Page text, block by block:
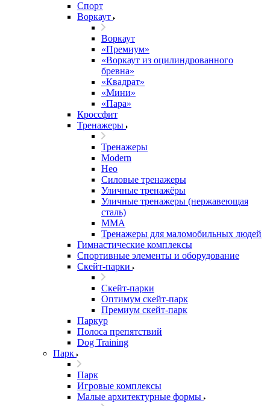
Спорт
Воркаут
Воркаут
«Премиум»
«Воркаут из оцилиндрованного
бревна»
«Квадрат»
«Мини»
«Пара»
Кроссфит
Тренажеры
Тренажеры
Modern
Нео
Силовые тренажеры
Уличные тренажёры
Уличные тренажеры (нержавеющая
сталь)
ММА
Тренажеры для маломобильных людей
Гимнастические комплексы
Спортивные элементы и оборудование
Скейт-парки
Скейт-парки
Оптимум скейт-парк
Премиум скейт-парк
Паркур
Полоса препятствий
Dog Training
Парк
Парк
Игровые комплексы
Малые архитектурные формы